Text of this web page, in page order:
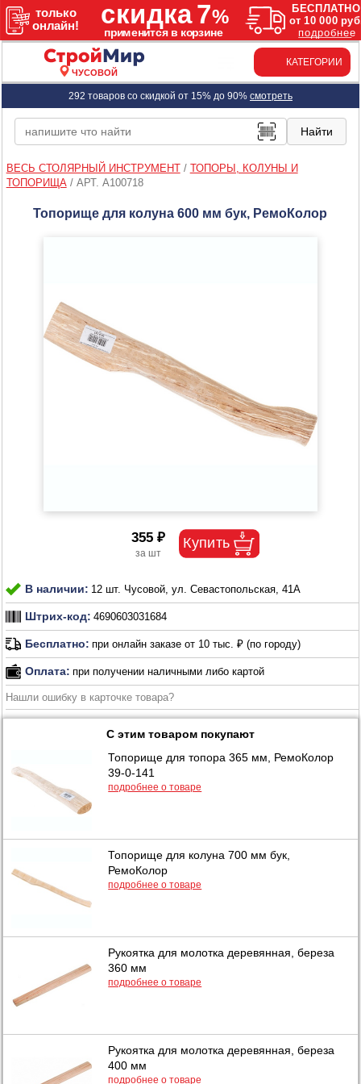
ЧУСОВОЙ
КАТЕГОРИИ
292 товаров со скидкой от 15% до 90% смотреть
ВЕСЬ СТОЛЯРНЫЙ ИНСТРУМЕНТ/ ТОПОРЫ, КОЛУНЫ И
ТОПОРИЩА/ АРТ. A100718
Топорище для колуна 600 мм бук, РемоКолор
355 ₽
В наличии: 12 шт. Чусовой, ул. Севастопольская, 41А
Штрих-код: 4690603031684
Бесплатно: при онлайн заказе от 10 тыс. ₽ (по городу)
Оплата: при получении наличными либо картой
Нашли ошибку в карточке товара?
С этим товаром покупают
Топорище для топора 365 мм, РемоКолор
39-0-141
подробнее о товаре
Топорище для колуна 700 мм бук,
РемоКолор
подробнее о товаре
Рукоятка для молотка деревянная, береза
360 мм
подробнее о товаре
Рукоятка для молотка деревянная, береза
400 мм
подробнее о товаре